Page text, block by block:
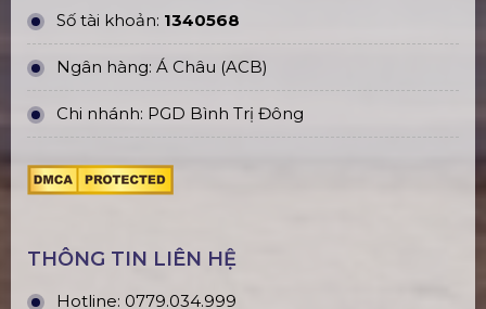
Số tài khoản: 1340568
Ngân hàng: Á Châu (ACB)
Chi nhánh: PGD Bình Trị Đông
THÔNG TIN LIÊN HỆ
Hotline: 0779.034.999